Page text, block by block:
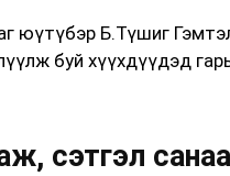
юүтүбэр Б.Түшиг
буй хүүхдүүдэд
сэтгэл